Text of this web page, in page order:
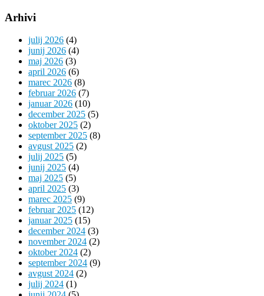
Arhivi
julij 2026 (4)
junij 2026 (4)
maj 2026 (3)
april 2026 (6)
marec 2026 (8)
februar 2026 (7)
januar 2026 (10)
december 2025 (5)
oktober 2025 (2)
september 2025 (8)
avgust 2025 (2)
julij 2025 (5)
junij 2025 (4)
maj 2025 (5)
april 2025 (3)
marec 2025 (9)
februar 2025 (12)
januar 2025 (15)
december 2024 (3)
november 2024 (2)
oktober 2024 (2)
september 2024 (9)
avgust 2024 (2)
julij 2024 (1)